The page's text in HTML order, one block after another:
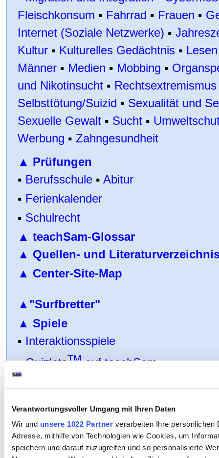
Verantwortungsvoller Umgang mit Ihren Daten
Wir und unsere 1022 Partnerverarbeiten Ihre persönlichen
Adresse, mithilfe von Technologien wie Cookies, um
speichern und darauf zuzugreifen und so personalisierte
Fleischkonsum ▪ Fahrrad ▪ Frauen ▪
Internet (Soziale Netzwerke) ▪
Kultur ▪ Kulturelles Gedächtnis ▪ Lesen
Männer ▪ Medien ▪ Mobbing ▪
und Nikotinsucht ▪ Rechtsextremismus
Selbsttötung/Suizid ▪ Sexualität und
Sexuelle Gewalt ▪ Sucht ▪
Werbung ▪ Zahngesundheit
▲ Prüfungen
▪ Berufsschule ▪ Abitur
▪ Ferienkalender
▪ Schulrecht
▲ teachSam-Glossar
▲ Quellen- und
▲ Center-Site-Map
▲ "Surfbretter"
▲ Spiele
▪ Interaktionsspiele
▪ QuizletsTMauf teachSam
▲ teachSam-Lehrerkalender:
▪ SystemplanerWrite-and-Go ▪
Zeitmanagement▪Jahresplanung▪